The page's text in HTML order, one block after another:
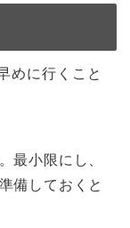
めに行くこと
最小限にし、
備しておくと